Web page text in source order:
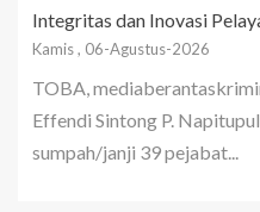
Integritas dan Inovasi
Kamis , 06-Agustus-2026
TOBA,
Effendi Sintong P.
sumpah/janji 39 pejabat...